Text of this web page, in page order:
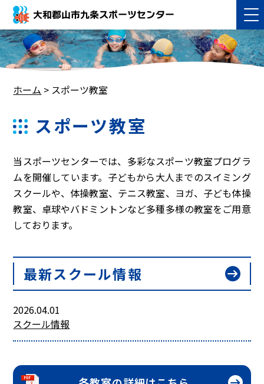
大和郡山市九条スポーツセンター
ホーム > スポーツ教室
スポーツ教室
当スポーツセンターでは、多彩なスポーツ教室プログラ
ムを開催しています。子どもから大人までのスイミング
スクールや、体操教室、テニス教室、ヨガ、子ども体操
教室、卓球やバドミントンなど多種多様の教室をご用意
しております。
最新スクール情報 arrow_right_alt
2026.04.01
スクール情報